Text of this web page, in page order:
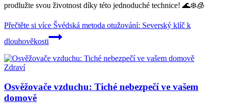
prodlužte svou životnost díky této jednoduché technice! 🌊❄️🧊
Přečtěte si více Švédská metoda otužování: Severský klíč k
dlouhověkosti
Zdraví
Osvěžovače vzduchu: Tiché nebezpečí ve vašem
domově